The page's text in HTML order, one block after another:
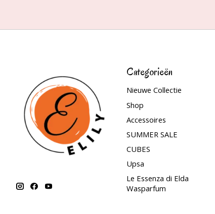
Categorieën
Nieuwe Collectie
Shop
Accessoires
SUMMER SALE
CUBES
Upsa
Le Essenza di Elda
Wasparfum